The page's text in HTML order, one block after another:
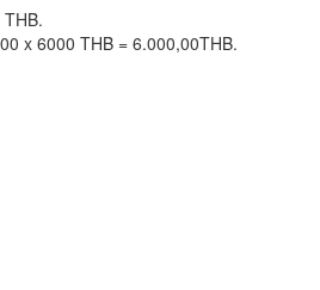
x 6000 THB = 6.000,00THB.